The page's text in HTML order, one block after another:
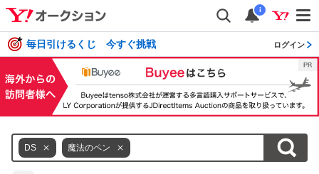
i
毎日引けるくじ 今すぐ挑戦 ログイン
DS 魔法のペン